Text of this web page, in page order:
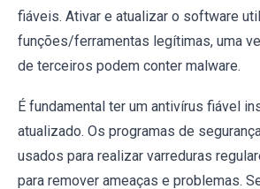
fiáveis. Ativar e atualizar o software
funções/ferramentas legítimas, uma
de terceiros podem conter malware.
É fundamental ter um antivírus fiável
atualizado. Os programas de
usados para realizar varreduras
para remover ameaças e problemas.